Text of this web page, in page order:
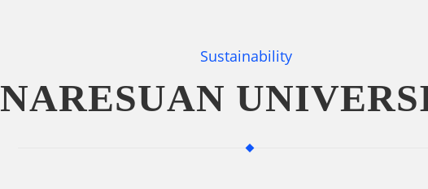
Sustainability
NARESUAN